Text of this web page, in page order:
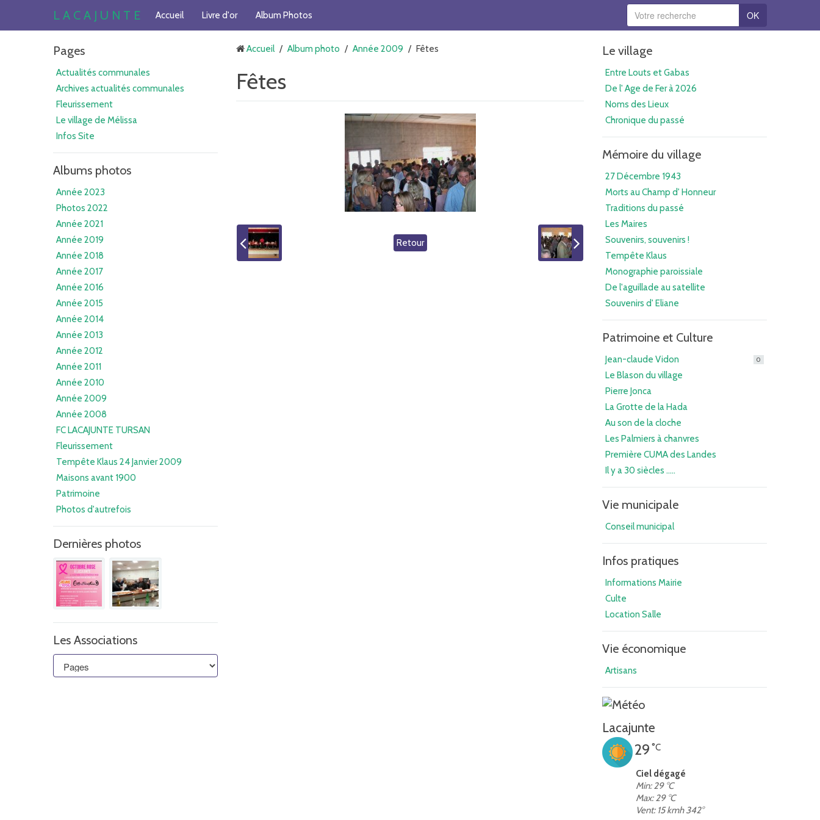
L A C A J U N T E Accueil Livre d'or Album Photos OK
Pages
Actualités communales
Archives actualités communales
Fleurissement
Le village de Mélissa
Infos Site
Albums photos
Année 2023
Photos 2022
Année 2021
Année 2019
Année 2018
Année 2017
Année 2016
Année 2015
Année 2014
Année 2013
Année 2012
Année 2011
Année 2010
Année 2009
Année 2008
FC LACAJUNTE TURSAN
Fleurissement
Tempête Klaus 24 Janvier 2009
Maisons avant 1900
Patrimoine
Photos d'autrefois
Dernières photos
Les Associations
Accueil / Album photo / Année 2009 / Fêtes
Fêtes
Retour
Le village
Entre Louts et Gabas
De l' Age de Fer à 2026
Noms des Lieux
Chronique du passé
Mémoire du village
27 Décembre 1943
Morts au Champ d' Honneur
Traditions du passé
Les Maires
Souvenirs, souvenirs !
Tempête Klaus
Monographie paroissiale
De l'aguillade au satellite
Souvenirs d' Eliane
Patrimoine et Culture
Jean-claude Vidon 0
Le Blason du village
Pierre Jonca
La Grotte de la Hada
Au son de la cloche
Les Palmiers à chanvres
Première CUMA des Landes
Il y a 30 siècles .....
Vie municipale
Conseil municipal
Infos pratiques
Informations Mairie
Culte
Location Salle
Vie économique
Artisans
Lacajunte
29 °C
Ciel dégagé
Min: 29 °C
Max: 29 °C
Vent: 15 kmh 342°